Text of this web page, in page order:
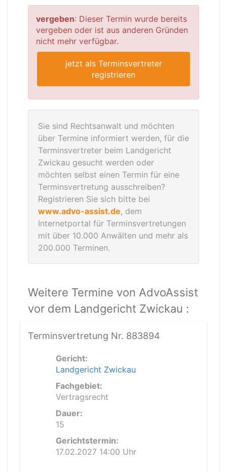
vergeben: Dieser Termin wurde bereits
vergeben oder ist aus anderen Gründen
nicht mehr verfügbar.
jetzt als Terminsvertreter
registrieren
Sie sind Rechtsanwalt und möchten
über Termine informiert werden, für die
Terminsvertreter beim Landgericht
Zwickau gesucht werden oder
möchten selbst einen Termin für eine
Terminsvertretung ausschreiben?
Registrieren Sie sich bitte bei
www.advo-assist.de, dem
Internetportal für Terminsvertretungen
mit über 10.000 Anwälten und mehr als
200.000 Terminen.
Weitere Termine von AdvoAssist
vor dem Landgericht Zwickau :
Terminsvertretung Nr. 883894
Gericht:
Landgericht Zwickau
Fachgebiet:
Vertragsrecht
Dauer:
15
Gerichtstermin:
17.02.2027 14:00 Uhr